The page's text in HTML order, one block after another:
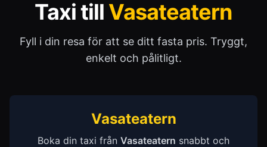
Taxi till Vasateatern
Fyll i din resa för att se ditt fasta pris. Tryggt,
enkelt och pålitligt.
Vasateatern
Boka din taxi från Vasateatern snabbt och